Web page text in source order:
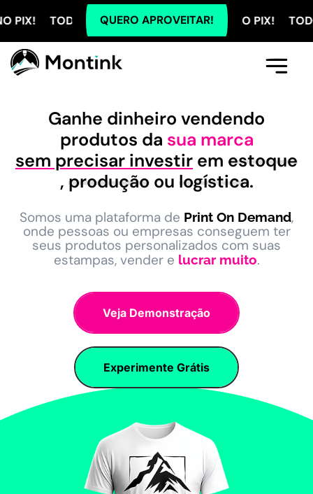
QUERO APROVEITAR!
OS PLANOS COM 5% OFF NO PIX! TODOS OS
Ganhe dinheiro vendendo
produtos da sua marca
sem precisar investir em estoque
, produçãoou logística.
Somos uma plataforma de Print On Demand,
onde pessoas ou empresas conseguem ter
seus produtos personalizados com suas
estampas, vender e lucrar muito.
Veja Demonstração
Experimente Grátis